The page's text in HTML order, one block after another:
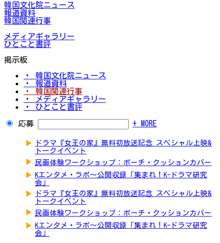
韓国文化院ニュース
報道資料
韓国関連行事
メディアギャラリー
ひとこと書評
掲示板
・ 韓国文化院ニュース
・ 報道資料
・ 韓国関連行事
・ メディアギャラリー
・ ひとこと書評
応募 + MORE
▶
ドラマ『女王の家』無料初放送記念 スペシャル上映&
トークイベント
▶ 民画体験ワークショップ：ポーチ・クッションカバー
▶ Kエンタメ・ラボ～公開収録「集まれ！K-ドラマ研究
会」
▶
ドラマ『女王の家』無料初放送記念 スペシャル上映&
トークイベント
▶ 民画体験ワークショップ：ポーチ・クッションカバー
▶ Kエンタメ・ラボ～公開収録「集まれ！K-ドラマ研究
会」